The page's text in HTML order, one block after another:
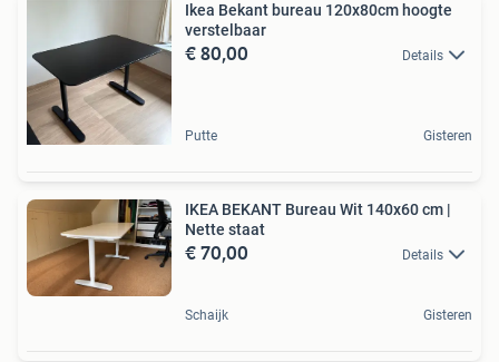
Ikea Bekant bureau 120x80cm hoogte
verstelbaar
€ 80,00 Details
Putte Gisteren
IKEA BEKANT Bureau Wit 140x60 cm |
Nette staat
€ 70,00 Details
Schaijk Gisteren